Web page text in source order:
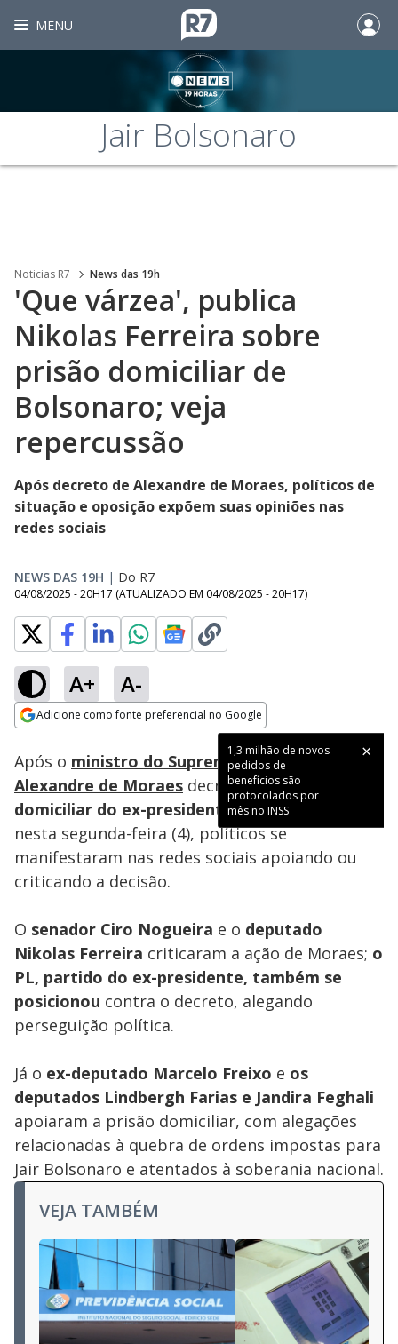
MENU
Jair Bolsonaro
Noticias R7 News das 19h
'Que várzea', publica
Nikolas Ferreira sobre
prisão domiciliar de
Bolsonaro; veja
repercussão
Após decreto de Alexandre de Moraes, políticos de
situação e oposição expõem suas opiniões nas
redes sociais
NEWS DAS 19H | Do R7
04/08/2025 - 20H17 (ATUALIZADO EM 04/08/2025 - 20H17)
A+ A-
Adicione como fonte preferencial no Google
1,3 milhão de novos
pedidos de
benefícios são
protocolados por
mês no INSS
Ativar
Loaded:
17.68%
Após o ministro do Supremo Tribunal Federal
Alexandre de Moraes decretar aprisão
domiciliar do ex-presidente Jair Bolsonaro
nesta segunda-feira (4), políticos se
manifestaram nas redes sociais apoiando ou
criticando a decisão.
O senador Ciro Nogueira e o deputado
Nikolas Ferreira criticaram a ação de Moraes; o
PL, partido do ex-presidente, também se
posicionou contra o decreto, alegando
perseguição política.
Já o ex-deputado Marcelo Freixo e os
deputados Lindbergh Farias e Jandira Feghali
apoiaram a prisão domiciliar, com alegações
relacionadas à quebra de ordens impostas para
Jair Bolsonaro e atentados à soberania nacional.
VEJA TAMBÉM